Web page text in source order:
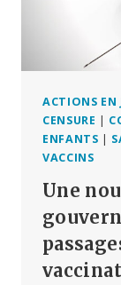
ACTIONS EN
CENSURE |
ENFANTS |
VACCINS
Une